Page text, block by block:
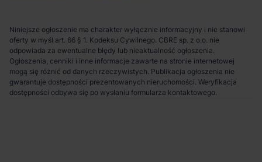
Niniejsze ogłoszenie ma charakter wyłącznie informacyjny i nie stanowi
oferty w myśl art. 66 § 1. Kodeksu Cywilnego. CBRE sp. z o.o. nie
odpowiada za ewentualne błędy lub nieaktualność ogłoszenia.
Ogłoszenia, cenniki i inne informacje zawarte na stronie internetowej
mogą się różnić od danych rzeczywistych. Publikacja ogłoszenia nie
gwarantuje dostępności prezentowanych nieruchomości. Weryfikacja
dostępności odbywa się po wysłaniu formularza kontaktowego.